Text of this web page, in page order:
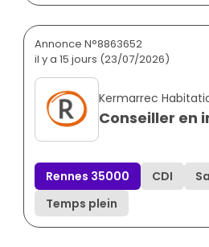
Annonce N°8863652
il y a 15 jours (23/07/2026)
Kermarrec
Conseiller en
Rennes 35000 CDI
Temps plein